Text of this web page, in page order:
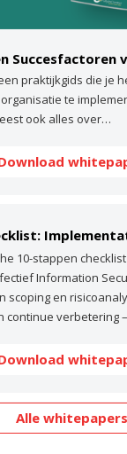
praktijkgids die je
te
ook alles over…
10-stappen
Information
scoping en
continue verbetering
Alle whitepapers